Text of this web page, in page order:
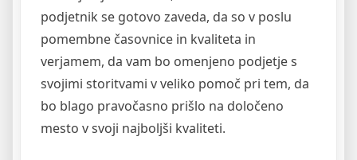
podjetnik se gotovo zaveda, da so v poslu
pomembne časovnice in kvaliteta in
verjamem, da vam bo omenjeno podjetje s
svojimi storitvami v veliko pomoč pri tem, da
bo blago pravočasno prišlo na določeno
mesto v svoji najboljši kvaliteti.